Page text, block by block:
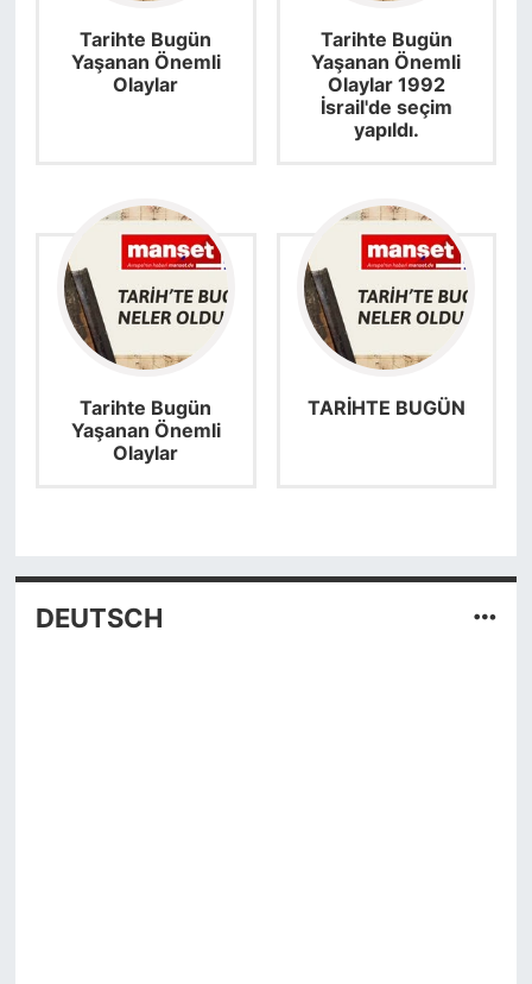
Tarihte Bugün
Yaşanan Önemli
Olaylar
Tarihte Bugün
Yaşanan Önemli
Olaylar 1992
İsrail'de seçim
yapıldı.
Tarihte Bugün
Yaşanan Önemli
Olaylar
TARİHTE BUGÜN
DEUTSCH